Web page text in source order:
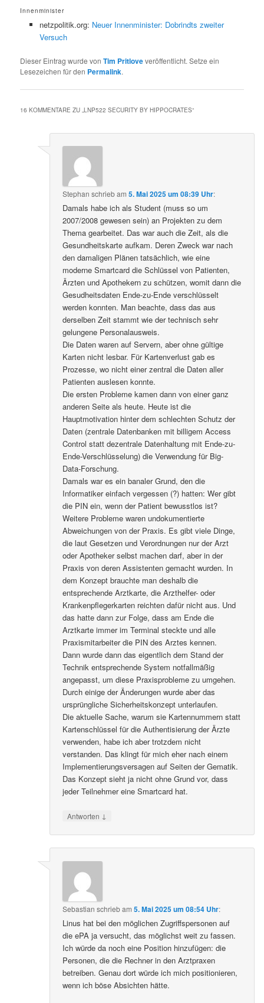
Innenminister
netzpolitik.org: Neuer Innenminister: Dobrindts zweiter
Versuch
Dieser Eintrag wurde vonTim Pritloveveröffentlicht. Setze ein
Lesezeichen für den Permalink.
16 KOMMENTARE ZU „LNP522 SECURITY BY HIPPOCRATES“
Stephan schriebam5. Mai 2025 um 08:39 Uhr:
Damals habe ich als Student (muss so um
2007/2008 gewesen sein) an Projekten zu dem
Thema gearbeitet. Das war auch die Zeit, als die
Gesundheitskarte aufkam. Deren Zweck war nach
den damaligen Plänen tatsächlich, wie eine
moderne Smartcard die Schlüssel von Patienten,
Ärzten und Apothekern zu schützen, womit dann die
Gesudheitsdaten Ende-zu-Ende verschlüsselt
werden konnten. Man beachte, dass das aus
derselben Zeit stammt wie der technisch sehr
gelungene Personalausweis.
Die Daten waren auf Servern, aber ohne gültige
Karten nicht lesbar. Für Kartenverlust gab es
Prozesse, wo nicht einer zentral die Daten aller
Patienten auslesen konnte.
Die ersten Probleme kamen dann von einer ganz
anderen Seite als heute. Heute ist die
Hauptmotivation hinter dem schlechten Schutz der
Daten (zentrale Datenbanken mit billigem Access
Control statt dezentrale Datenhaltung mit Ende-zu-
Ende-Verschlüsselung) die Verwendung für Big-
Data-Forschung.
Damals war es ein banaler Grund, den die
Informatiker einfach vergessen (?) hatten: Wer gibt
die PIN ein, wenn der Patient bewusstlos ist?
Weitere Probleme waren undokumentierte
Abweichungen von der Praxis. Es gibt viele Dinge,
die laut Gesetzen und Verordnungen nur der Arzt
oder Apotheker selbst machen darf, aber in der
Praxis von deren Assistenten gemacht wurden. In
dem Konzept brauchte man deshalb die
entsprechende Arztkarte, die Arzthelfer- oder
Krankenpflegerkarten reichten dafür nicht aus. Und
das hatte dann zur Folge, dass am Ende die
Arztkarte immer im Terminal steckte und alle
Praxismitarbeiter die PIN des Arztes kennen.
Dann wurde dann das eigentlich dem Stand der
Technik entsprechende System notfallmäßig
angepasst, um diese Praxisprobleme zu umgehen.
Durch einige der Änderungen wurde aber das
ursprüngliche Sicherheitskonzept unterlaufen.
Die aktuelle Sache, warum sie Kartennummern statt
Kartenschlüssel für die Authentisierung der Ärzte
verwenden, habe ich aber trotzdem nicht
verstanden. Das klingt für mich eher nach einem
Implementierungsversagen auf Seiten der Gematik.
Das Konzept sieht ja nicht ohne Grund vor, dass
jeder Teilnehmer eine Smartcard hat.
Antworten ↓
Sebastian schriebam5. Mai 2025 um 08:54 Uhr:
Linus hat bei den möglichen Zugriffspersonen auf
die ePA ja versucht, das möglichst weit zu fassen.
Ich würde da noch eine Position hinzufügen: die
Personen, die die Rechner in den Arztpraxen
betreiben. Genau dort würde ich mich positionieren,
wenn ich böse Absichten hätte.